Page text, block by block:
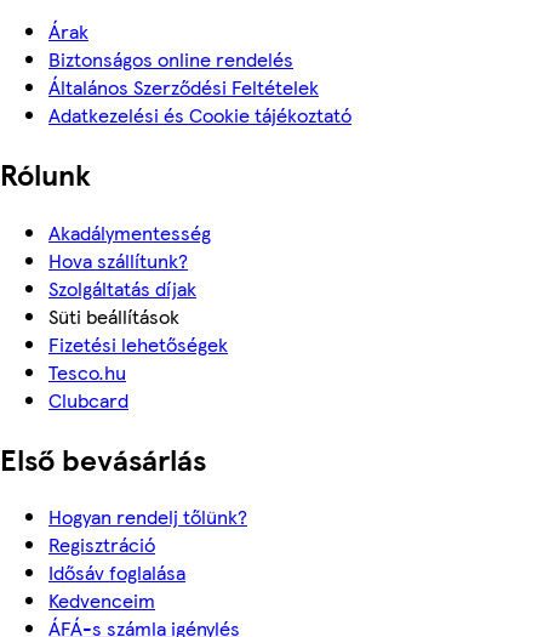
Árak
Biztonságos online rendelés
Általános Szerződési Feltételek
Adatkezelési és Cookie tájékoztató
Rólunk
Akadálymentesség
Hova szállítunk?
Szolgáltatás díjak
Süti beállítások
Fizetési lehetőségek
Tesco.hu
Clubcard
Első bevásárlás
Hogyan rendelj tőlünk?
Regisztráció
Idősáv foglalása
Kedvenceim
ÁFÁ-s számla igénylés